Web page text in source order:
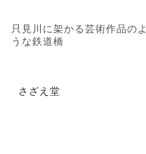
只見川に架かる芸術作品のよ
うな鉄道橋
さざえ堂